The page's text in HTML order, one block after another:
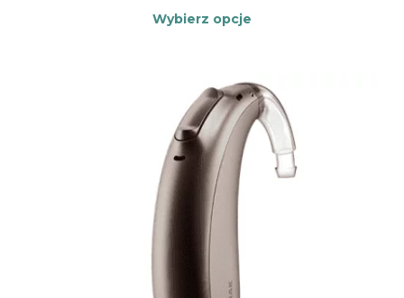
Wybierz opcje
wiele
wariantów.
Opcje
można
wybrać
na
stronie
produktu